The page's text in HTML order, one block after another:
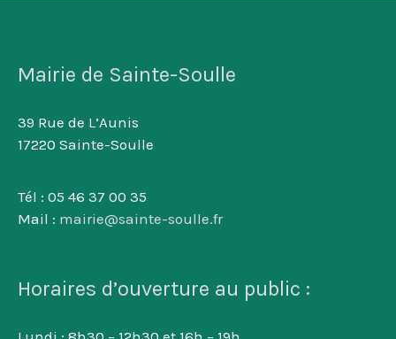
Mairie de Sainte-Soulle
39 Rue de L’Aunis
17220 Sainte-Soulle
Tél : 05 46 37 00 35
Mail : mairie@sainte-soulle.fr
Horaires d’ouverture au public :